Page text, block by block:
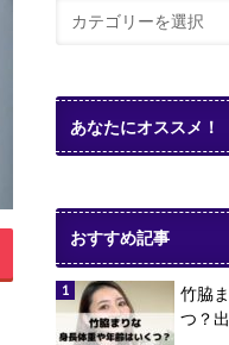
あなたにオススメ！
おすすめ記事
竹脇
つ？